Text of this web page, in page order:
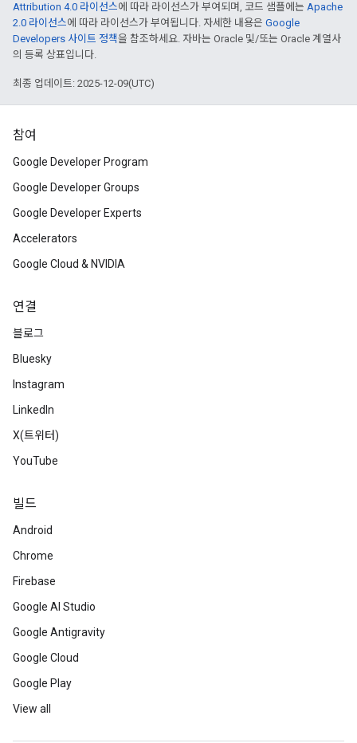
Attribution 4.0 라이선스에 따라 라이선스가 부여되며, 코드 샘플에는 Apache
2.0 라이선스에 따라 라이선스가 부여됩니다. 자세한 내용은 Google
Developers 사이트 정책을 참조하세요. 자바는 Oracle 및/또는 Oracle 계열사
의 등록 상표입니다.
최종 업데이트: 2025-12-09(UTC)
참여
Google Developer Program
Google Developer Groups
Google Developer Experts
Accelerators
Google Cloud & NVIDIA
연결
블로그
Bluesky
Instagram
LinkedIn
X(트위터)
YouTube
빌드
Android
Chrome
Firebase
Google AI Studio
Google Antigravity
Google Cloud
Google Play
View all